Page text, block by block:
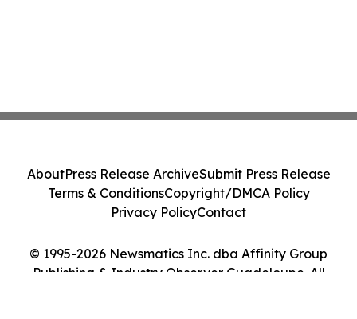
© 1995-2026 Newsmatics Inc. dba Affinity Group
Publishing & Industry Observer Guadeloupe. All
AboutPress Release ArchiveSubmit Press Release
Terms & ConditionsCopyright/DMCA Policy
Privacy PolicyContact